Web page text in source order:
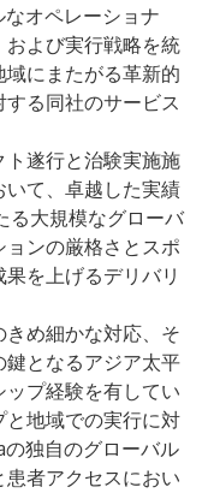
オペレーショナ
よび実行戦略を統
にまたがる革新的
る同社のサービス
ト遂行と治験実施施
て、卓越した実績
る大規模なグローバ
ンの厳格さとスポ
を上げるデリバリ
め細かな対応、そ
鍵となるアジア太平
プ経験を有してい
と地域での実行に対
独自のグローバル
者アクセスにおい